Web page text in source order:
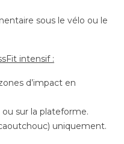
sous le vélo ou le
intensif :
d’impact en
sur la plateforme.
uniquement.